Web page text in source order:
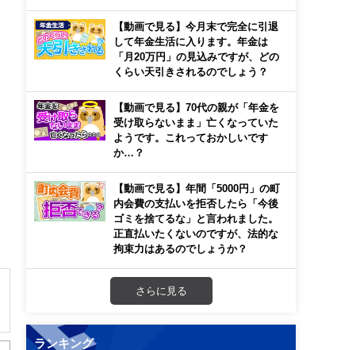
【動画で見る】今月末で完全に引退
して年金生活に入ります。年金は
「月20万円」の見込みですが、どの
くらい天引きされるのでしょう？
【動画で見る】70代の親が「年金を
受け取らないまま」亡くなっていた
ようです。これっておかしいです
か…？
【動画で見る】年間「5000円」の町
内会費の支払いを拒否したら「今後
ゴミを捨てるな」と言われました。
正直払いたくないのですが、法的な
拘束力はあるのでしょうか？
さらに見る
ランキング